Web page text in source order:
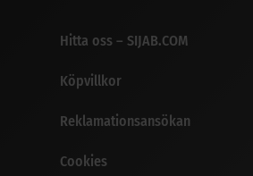
Hitta oss – SIJAB.COM
Köpvillkor
Reklamationsansökan
Cookies